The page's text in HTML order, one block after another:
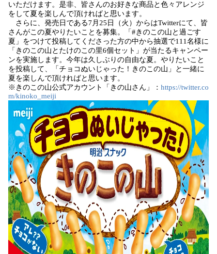
いただけます。是非、皆さんのお好きな商品と色々アレンジ
をして夏を楽しんで頂ければと思います。
さらに、発売日である7月25日（火）からはTwitterにて、皆
さんがこの夏やりたいことを募集。「#きのこの山と過ごす
夏」をつけて投稿してくださった方の中から抽選で111名様に
「きのこの山とたけのこの里6個セット」が当たるキャンペー
ンを実施します。今年は久しぶりの自由な夏。やりたいこと
を投稿して、「チョコぬいじゃった！きのこの山」と一緒に
夏を楽しんで頂ければと思います。
※きのこの山公式アカウント「きの山さん」： https://twitter.co
m/kinoko_meiji